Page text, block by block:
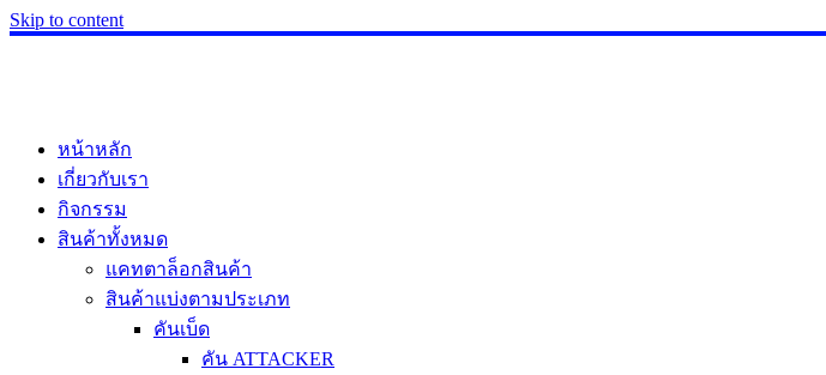
Skip to content
หน้าหลัก
เกี่ยวกับเรา
กิจกรรม
สินค้าทั้งหมด
แคทตาล็อกสินค้า
สินค้าแบ่งตามประเภท
คันเบ็ด
คัน ATTACKER